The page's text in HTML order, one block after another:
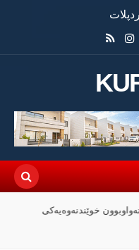
خوێندنەوەیەکی